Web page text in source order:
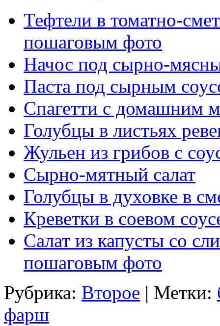
Тефтели в томатно-
пошаговым фото
Начос под сырно-
Паста под сырным
Спагетти с домашним
Голубцы в листьях
Жульен из грибов с
Сырно-мятный салат
Голубцы в духовке в
Креветки в соевом
Салат из капусты со
пошаговым фото
Рубрика: Второе | Метки:
фарш